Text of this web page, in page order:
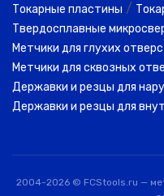
Токарные пластины /
Твердосплавные
Метчики для глухих
Метчики для сквозных
Державки и резцы для
Державки и резцы для
2004-2026 © FCStools.ru —